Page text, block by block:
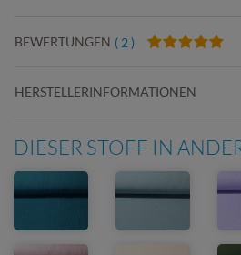
BEWERTUNGEN ( 2 )
HERSTELLERINFORMATIONEN
DIESER STOFF IN